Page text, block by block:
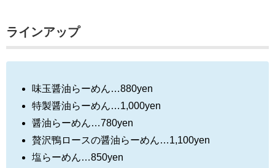
ラインアップ
味玉醤油らーめん…880yen
特製醤油らーめん…1,000yen
醤油らーめん…780yen
贅沢鴨ロースの醤油らーめん…1,100yen
塩らーめん…850yen